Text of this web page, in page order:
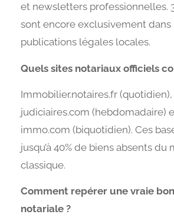
et newsletters professionnelles.
sont encore exclusivement dans
publications légales locales.
Quels sites notariaux officiels
Immobilier.notaires.fr
judiciaires.com (hebdomadaire)
immo.com (biquotidien). Ces
jusqu’à 40% de biens absents du
classique.
Comment repérer une vraie
notariale ?